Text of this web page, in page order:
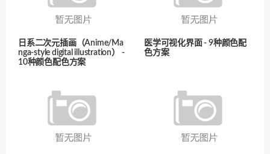
日系二次元插画（Anime/Ma
nga-style digital illustration） -
10种颜色配色方案
医学可视化界面 - 9种颜色配
色方案